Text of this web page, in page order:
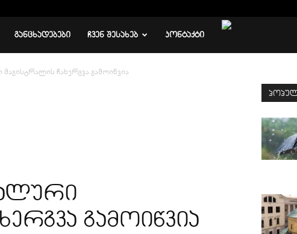
ᲒᲐᲜᲪᲮᲐᲓᲔᲑᲔᲑᲘ ᲩᲕᲔᲜ ᲨᲔᲡᲐᲮᲔᲑ ᲙᲝᲜᲢᲐᲥᲢᲘ
ჩახერგვა გამოიწვია
გამოიწვია